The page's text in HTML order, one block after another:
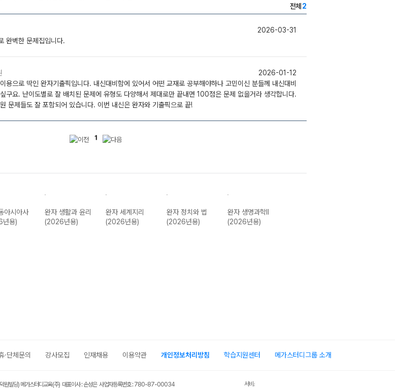
전체 2
2026-03-31
완벽한 문제집입니다.
2026-01-12
용으로 딱인 완자기출픽입니다. 내신대비함에 있어서 어떤 교재로 공부해야하나 고민이신 분들께 내신대비
구요. 난이도별로 잘 배치된 문제에 유형도 다양해서 제대로만 끝내면 100점은 문제 없을거라 생각합니다.
문제들도 잘 포함되어 있습니다. 이번 내신은 완자와 기출픽으로 끝!
1
아시아사
용)
완자 생활과 윤리
(2026년용)
완자 세계지리
(2026년용)
완자 정치와 법
(2026년용)
완자 생명과학II
(2026년용)
·단체문의 강사모집 인재채용 이용약관 개인정보처리방침 학습지원센터 메가스터디그룹 소개
원빌딩) 메가스터디교육(주) 대표이사 : 손성은 사업자등록번호 : 780-87-00034 서비스 가입사실 확인